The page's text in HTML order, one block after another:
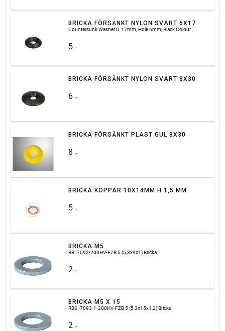
BRICKA FÖRSÄNKT NYLON SVART 6X17
Countersunk Washer D.17mm, Hole 6mm, Black Colour
5 :-
BRICKA FÖRSÄNKT NYLON SVART 8X30
6 :-
BRICKA FÖRSÄNKT PLAST GUL 8X30
8 :-
BRICKA KOPPAR 10X14MM H 1,5 MM
5 :-
BRICKA M5
RB I7092-200HV-FZB 5 (5,3x9x1) Bricka
2 :-
BRICKA M5 X 15
RBS I7093-1-200HV-FZB 5 (5,3x15x1,2) Bricka
2 :-